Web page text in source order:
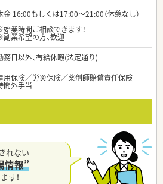
金 16:00もしくは17:00～21:00（休憩なし）
業時間ご相談できます！
業希望の方、歓迎
務日以外、有給休暇(法定通り)
用保険／労災保険／薬剤師賠償責任保険
間外手当
れない
情報”
す！